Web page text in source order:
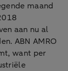
maand
aan nu al
ABN AMRO
want per